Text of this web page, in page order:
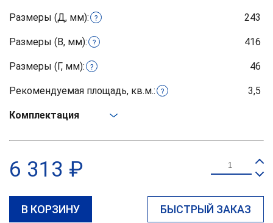
Размеры (Д, мм): ? 243
Размеры (В, мм): ? 416
Размеры (Г, мм): ? 46
Рекомендуемая площадь, кв.м.: ? 3,5
Комплектация
6 313 ₽
В КОРЗИНУ БЫСТРЫЙ ЗАКАЗ